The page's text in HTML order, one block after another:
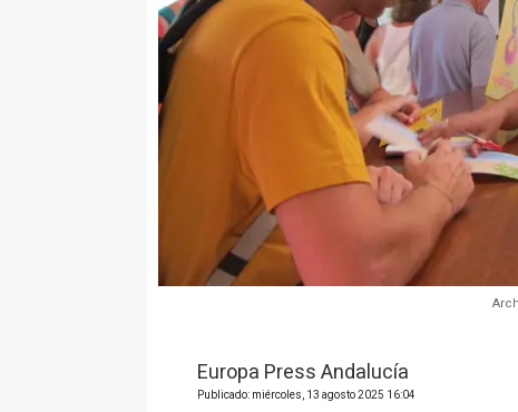
Europa Press Andalucía
Publicado: miércoles, 13 agosto 2025 16:04